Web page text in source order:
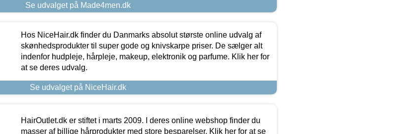
Se udvalget på Made4men.dk
Hos NiceHair.dk finder du Danmarks absolut største online udvalg af
skønhedsprodukter til super gode og knivskarpe priser. De sælger alt
indenfor hudpleje, hårpleje, makeup, elektronik og parfume. Klik her for
at se deres udvalg.
Se udvalget på NiceHair.dk
HairOutlet.dk er stiftet i marts 2009. I deres online webshop finder du
masser af billige hårprodukter med store besparelser. Klik her for at se